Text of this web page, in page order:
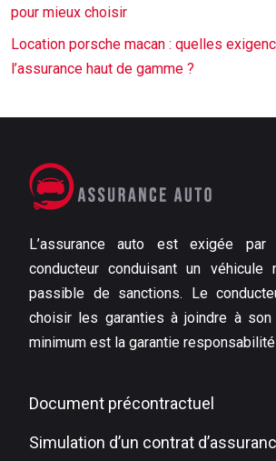
pour mieux choisir
Location porsche macan : quelles
l’assurance haut de gamme ?
L’assurance auto est exigée
conducteur conduisant un véhicule
passible de sanctions. Le
choisir les garanties à joindre à
minimum est la garantie
Document précontractuel
Simulation d’un contrat